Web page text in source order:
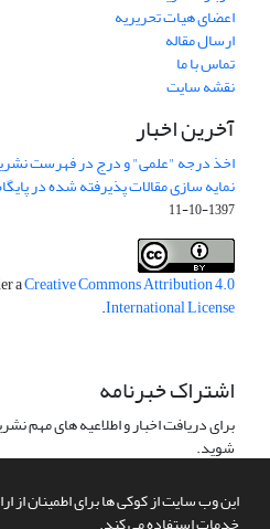
این وب سایت از کوکی ها برای اطمینان از
اعضای هیات تحریریه
ارسال مقاله
تماس با ما
نقشه سایت
آخرین اخبار
اخذ درجه "علمی" و درج در فهرست
نمایه سازی مقالات پذیرفته شده در
1397-10-11
aCreative Commons Attribution 4.0
International License
.
اشتراک خبرنامه
برای دریافت اخبار و اطلاعیه های مهم
شوید.